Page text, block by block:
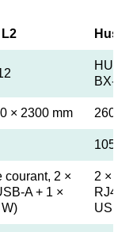
× 2300 mm
courant, 2 ×
A + 1 ×
2